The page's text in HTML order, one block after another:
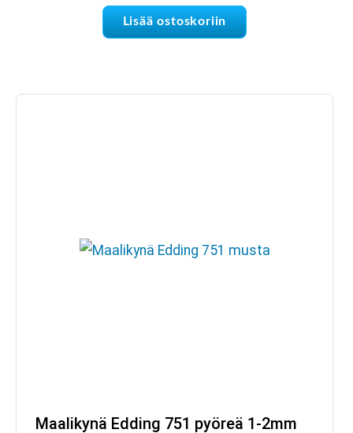
Lisää ostoskoriin
Maalikynä Edding 751 pyöreä 1-2mm